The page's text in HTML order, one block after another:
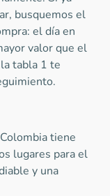
busquemos el
el día en
valor que el
tabla 1 te
Colombia tiene
lugares para el
y una